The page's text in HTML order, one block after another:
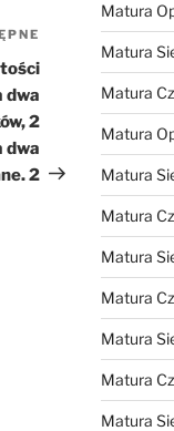
Następny
wpis
dwa
2
dwa
2
Matura
Matura
Matura
Matura
Matura
Matura
Matura
Matura
Matura
Matura
Matura